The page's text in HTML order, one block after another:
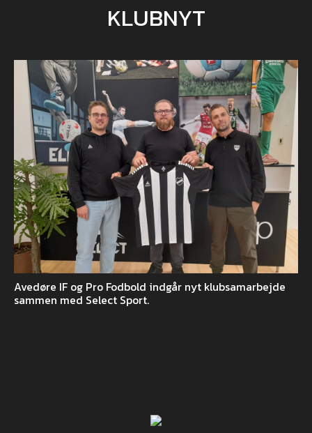
KLUBNYT
Avedøre IF og Pro Fodbold indgår nyt klubsamarbejde
sammen med Select Sport.